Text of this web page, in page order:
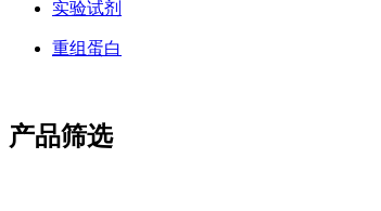
实验试剂
重组蛋白
产品筛选